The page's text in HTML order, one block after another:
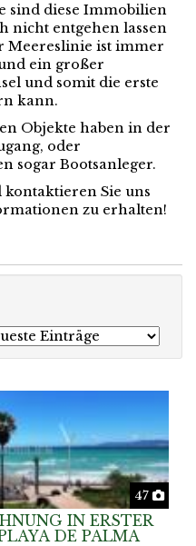
sind diese Immobilien
nicht entgehen lassen
Meereslinie ist immer
ein großer
und somit die erste
kann.
Objekte haben in der
oder
sogar Bootsanleger.
Sie uns
zu erhalten!
47 Fotos
IN ERSTER
DE PALMA